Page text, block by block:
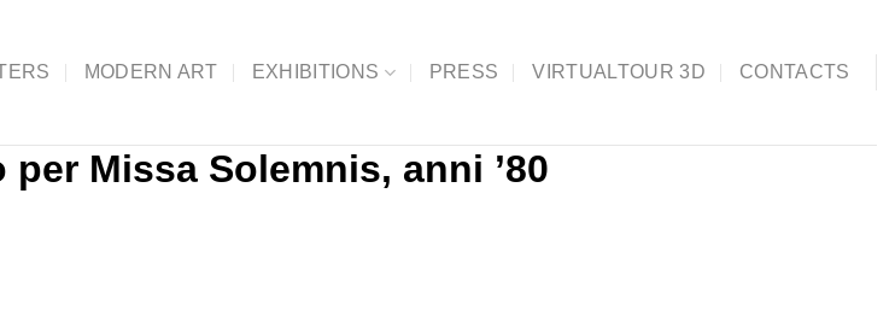
MODERN ART EXHIBITIONS PRESS VIRTUALTOUR 3D CONTACTS
Missa Solemnis, anni ’80